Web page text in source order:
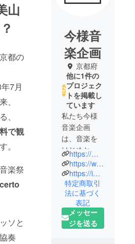
山
都の
7月
、
、
で観
。
楽祭
ソと
奏
今様音
楽企画
京都府
他に1件の
プロジェク
トを掲載し
ています
私たち今様
音楽企画
は、音楽を
はじめとし
たアートに
携わる人々
の交流の輪
を広げ、音
楽・芸術文
化の普及と
発展、社会
https://miyama-ongakusai.com/
https://www.instagram.com/modern_imayo.musicproject/
https://imayo-music.jp/
特定商取引
法に基づく
表記
メッセー
ジを送る